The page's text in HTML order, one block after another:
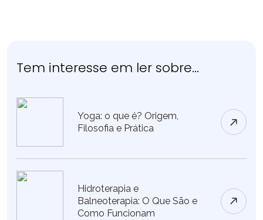
Tem interesse em ler sobre...
Yoga: o que é? Origem,
Filosofia e Prática
Hidroterapia e
Balneoterapia: O Que São e
Como Funcionam